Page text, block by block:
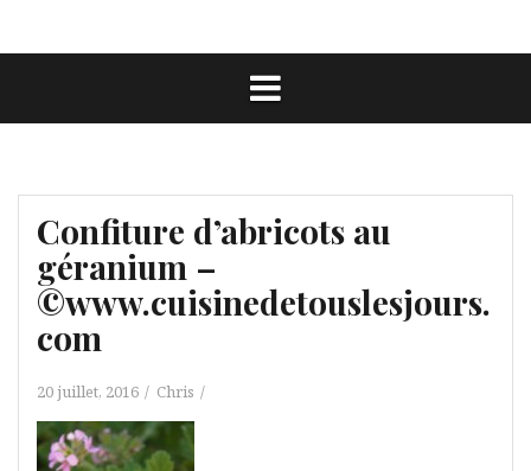
Confiture d’abricots au
géranium –
©www.cuisinedetouslesjours.
com
20 juillet, 2016 Chris